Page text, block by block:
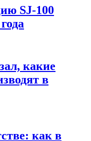
SJ-100
какие
в
как в